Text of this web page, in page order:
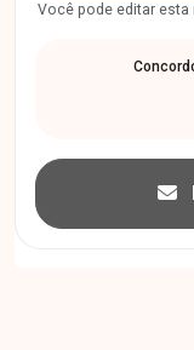
Você pode editar esta